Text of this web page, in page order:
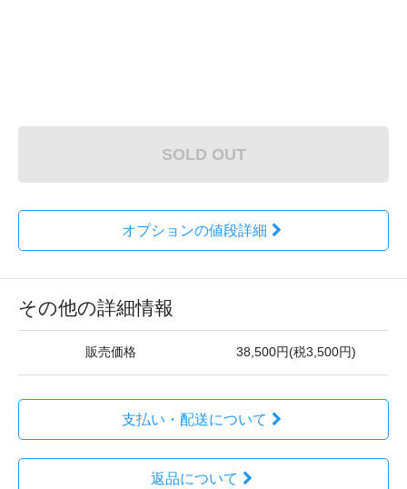
SOLD OUT
オプションの値段詳細
その他の詳細情報
販売価格 38,500円(税3,500円)
支払い・配送について
返品について